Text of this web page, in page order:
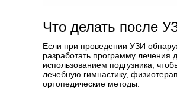
Что делать после
Если при проведении УЗИ
разработать программу лечения
использованием подгузника,
лечебную гимнастику,
ортопедические методы.